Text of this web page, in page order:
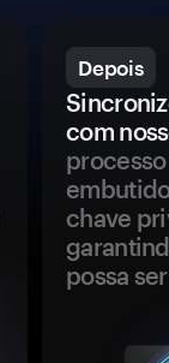
Depois
com
chave
possa